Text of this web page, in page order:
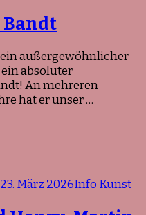
außergewöhnlicher
absoluter
An mehreren
hat er unser …
23. März 2026Info Kunst